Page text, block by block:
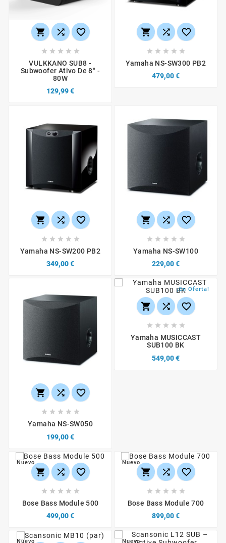
  
    
VULKKANO SUB8 -
Subwoofer Ativo De 8" -
80W
129,99 €
  
    
Yamaha NS-SW300 PB2
479,00 €
  
    
Yamaha NS-SW200 PB2
349,00 €
  
    
Yamaha NS-SW100
229,00 €
  
    
Yamaha NS-SW050
199,00 €
¡En Oferta!
  
    
Yamaha MUSICCAST
SUB100 BK
549,00 €
Nuevo
  
    
Bose Bass Module 500
499,00 €
Nuevo
  
    
Bose Bass Module 700
899,00 €
Nuevo Nuevo